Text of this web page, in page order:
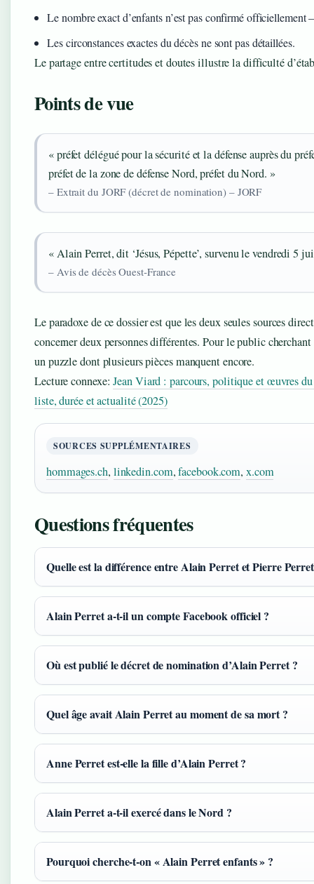
Le nombre exact d’enfants n’est pas confirmé officiellement
Les circonstances exactes du décès ne sont pas détaillées.
Le partage entre certitudes et doutes illustre la difficulté
Points de vue
« préfet délégué pour la sécurité et la défense auprès du
préfet de la zone de défense Nord, préfet du Nord. »
– Extrait du JORF (décret de nomination) – JORF
« Alain Perret, dit ‘Jésus, Pépette’, survenu le vendredi 5
– Avis de décès Ouest‑France
Le paradoxe de ce dossier est que les deux seules sources
concerner deux personnes différentes. Pour le public
un puzzle dont plusieurs pièces manquent encore.
Lecture connexe:Jean Viard : parcours, politique et œuvres
liste, durée et actualité (2025)
SOURCES SUPPLÉMENTAIRES
hommages.ch, linkedin.com,facebook.com, x.com
Questions fréquentes
Quelle est la différence entre Alain Perret et Pierre
Alain Perret a‑t‑il un compte Facebook officiel ?
Où est publié le décret de nomination d’Alain Perret ?
Quel âge avait Alain Perret au moment de sa mort ?
Anne Perret est‑elle la fille d’Alain Perret ?
Alain Perret a‑t‑il exercé dans le Nord ?
Pourquoi cherche‑t‑on « Alain Perret enfants » ?